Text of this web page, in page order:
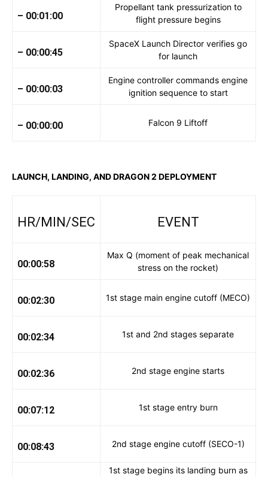
– 00:01:00
Propellant tank pressurization to
flight pressure begins
– 00:00:45
SpaceX Launch Director verifies go
for launch
– 00:00:03
Engine controller commands engine
ignition sequence to start
– 00:00:00 Falcon 9 Liftoff
LAUNCH, LANDING, AND DRAGON 2 DEPLOYMENT
HR/MIN/SEC EVENT
00:00:58
Max Q (moment of peak mechanical
stress on the rocket)
00:02:30 1st stage main engine cutoff (MECO)
00:02:34 1st and 2nd stages separate
00:02:36 2nd stage engine starts
00:07:12 1st stage entry burn
00:08:43 2nd stage engine cutoff (SECO-1)
1st stage begins its landing burn as